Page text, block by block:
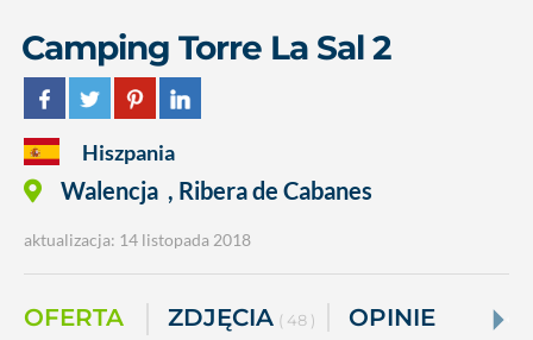
Camping Torre La Sal 2
Hiszpania
Walencja , Ribera de Cabanes
aktualizacja: 14 listopada 2018
OFERTA ZDJĘCIA ( 48 ) OPINIE